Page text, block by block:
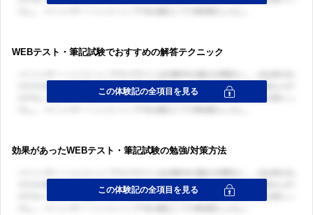
WEBテスト・筆記試験でおすすめの解答テクニック
効果があったWEBテスト・筆記試験の勉強/対策方法